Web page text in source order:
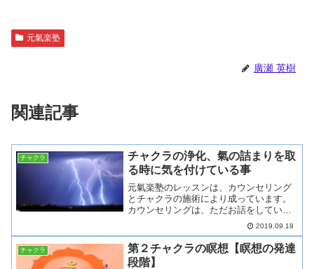
元氣楽塾
廣瀬 英樹
関連記事
チャクラ
チャクラの浄化、氣の詰まりを取
る時に気を付けている事
元氣楽塾のレッスンは、カウンセリング
とチャクラの施術により成っています。
カウンセリングは、ただお話をしていた
だいて氣の状態を良くしていく事や、チ
ャクラの実践的な使い方の相談、心の辛
さへの取り組みなど、様々です。施術
は、氣のメンテナンスや氣力...
2019.09.19
チャクラ
第２チャクラの瞑想【瞑想の発達
段階】